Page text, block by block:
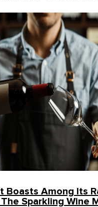
Boasts Among Its
Sparkling Wine